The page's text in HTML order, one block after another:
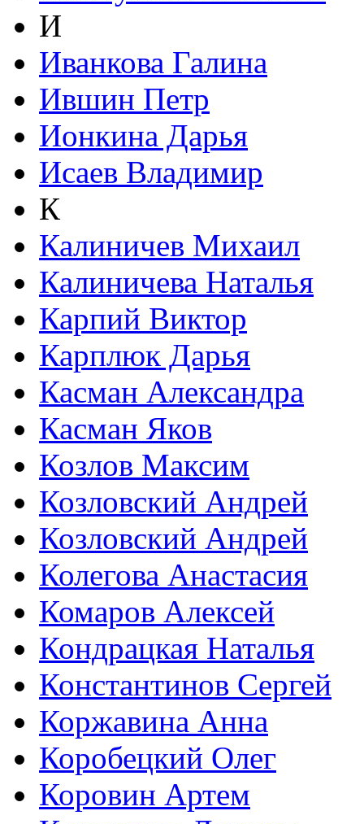
И
Иванкова Галина
Ившин Петр
Ионкина Дарья
Исаев Владимир
К
Калиничев Михаил
Калиничева Наталья
Карпий Виктор
Карплюк Дарья
Касман Александра
Касман Яков
Козлов Максим
Козловский Андрей
Козловский Андрей
Колегова Анастасия
Комаров Алексей
Кондрацкая Наталья
Константинов Сергей
Коржавина Анна
Коробецкий Олег
Коровин Артем